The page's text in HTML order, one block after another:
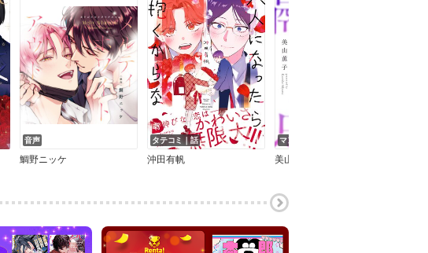
音声
鯛野ニッケ
タテコミ｜話
沖田有帆
マンガ｜巻
美山薫子